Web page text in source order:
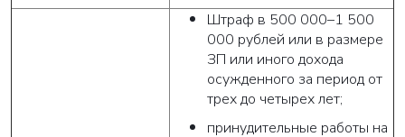
Штраф в 500 000–1 500
000 рублей или в размере
ЗП или иного дохода
осужденного за период от
трех до четырех лет;
принудительные работы на